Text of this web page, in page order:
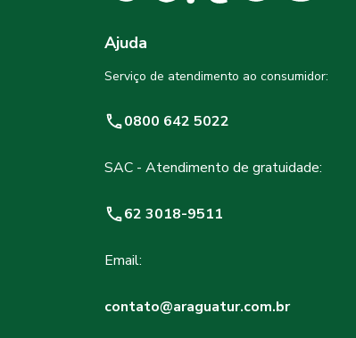
Ajuda
Serviço de atendimento ao consumidor:
0800 642 5022
SAC - Atendimento de gratuidade:
62 3018-9511
Email:
contato@araguatur.com.br